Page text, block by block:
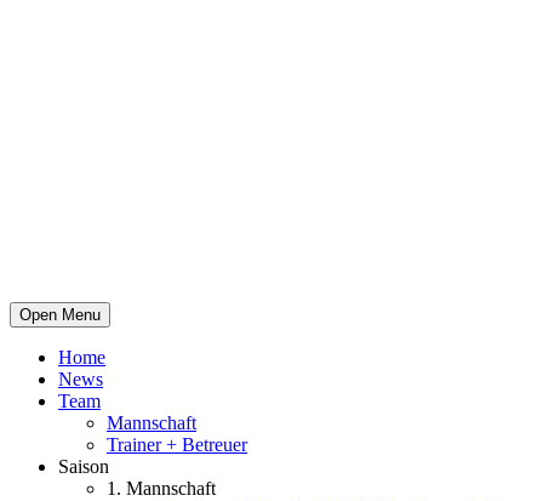
Open Menu
Home
News
Team
Mannschaft
Trainer + Betreuer
Saison
1. Mannschaft